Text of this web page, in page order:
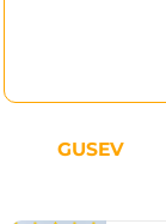
GUSEV